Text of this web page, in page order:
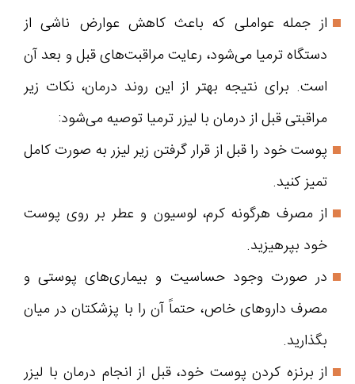
از جمله عواملی که باعث کاهش عوارض ناشی از
دستگاه ترمیا می‌شود، رعایت مراقبت‌های قبل و بعد آن
است. برای نتیجه بهتر از این روند درمان، نکات زیر
مراقبتی قبل از درمان با لیزر ترمیا توصیه می‌شود:
پوست خود را قبل از قرار گرفتن زیر لیزر به صورت کامل
تمیز کنید.
از مصرف هرگونه کرم، لوسیون و عطر بر روی پوست
خود بپرهیزید.
در صورت وجود حساسیت‌ و بیماری‌های پوستی و
مصرف داروهای خاص، حتماً آن را با پزشکتان در میان
بگذارید.
از برنزه کردن پوست خود، قبل از انجام درمان با لیزر